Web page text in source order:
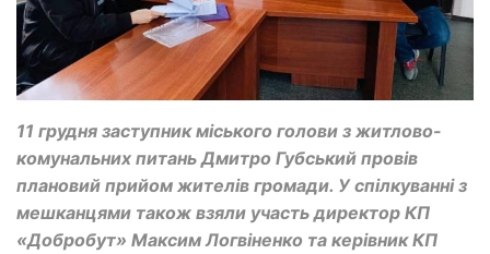
11 грудня заступник міського голови з житлово-
комунальних питань Дмитро Губський провів
плановий прийом жителів громади. У спілкуванні з
мешканцями також взяли участь директор КП
«Добробут» Максим Логвіненко та керівник КП